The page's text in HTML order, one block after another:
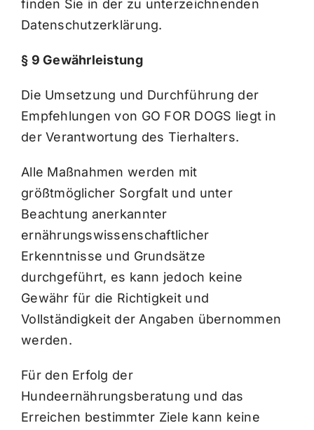
finden Sie in der zu unterzeichnenden
Datenschutzerklärung.
§ 9 Gewährleistung
Die Umsetzung und Durchführung der
Empfehlungen von GO FOR DOGS liegt in
der Verantwortung des Tierhalters.
Alle Maßnahmen werden mit
größtmöglicher Sorgfalt und unter
Beachtung anerkannter
ernährungswissenschaftlicher
Erkenntnisse und Grundsätze
durchgeführt, es kann jedoch keine
Gewähr für die Richtigkeit und
Vollständigkeit der Angaben übernommen
werden.
Für den Erfolg der
Hundeernährungsberatung und das
Erreichen bestimmter Ziele kann keine